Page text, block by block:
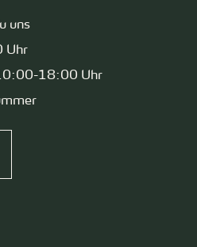
uns
Uhr
18:00 Uhr